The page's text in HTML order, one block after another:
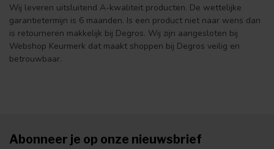
Wij leveren uitsluitend A-kwaliteit producten. De wettelijke
garantietermijn is 6 maanden. Is een product niet naar wens dan
is retourneren makkelijk bij Degros. Wij zijn aangesloten bij
Webshop Keurmerk dat maakt shoppen bij Degros veilig en
betrouwbaar.
Abonneer je op onze nieuwsbrief